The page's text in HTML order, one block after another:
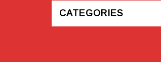
CATEGORIES